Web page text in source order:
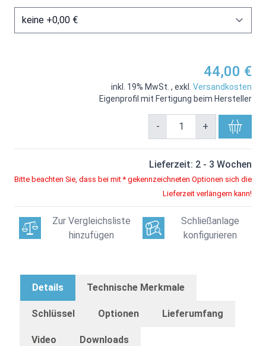
44,00 €
inkl. 19% MwSt. , exkl. Versandkosten
Eigenprofil mit Fertigung beim Hersteller
- +
Lieferzeit: 2 - 3 Wochen
Bitte beachten Sie, dass bei mit * gekennzeichneten Optionen sich die
Lieferzeit verlängern kann!
Zur Vergleichsliste
hinzufügen
Schließanlage
konfigurieren
Details Technische Merkmale
Schlüssel Optionen Lieferumfang
Video Downloads